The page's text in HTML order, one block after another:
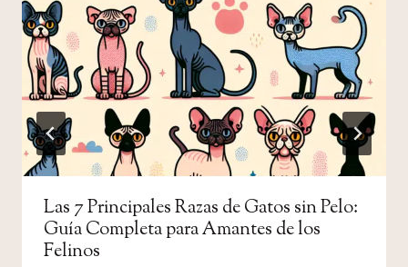
Las 7 Principales Razas de Gatos sin Pelo:
Guía Completa para Amantes de los
Felinos